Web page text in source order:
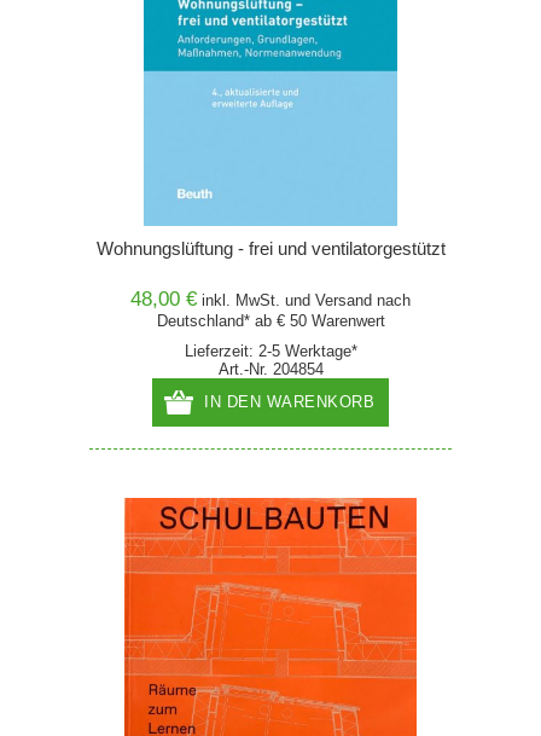
Wohnungslüftung - frei und ventilatorgestützt
48,00 € inkl. MwSt. und Versand nach
Deutschland* ab € 50 Warenwert
Lieferzeit: 2-5 Werktage*
Art.-Nr. 204854
IN DEN WARENKORB